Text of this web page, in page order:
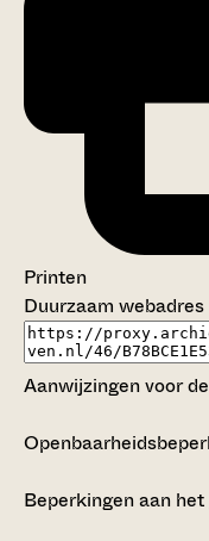
Printen
Duurzaam webadres
Aanwijzingen voor
Beperkingen aan